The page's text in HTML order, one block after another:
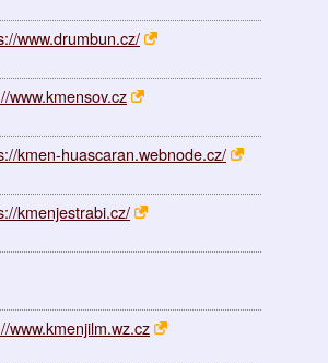
www.drumbun.cz/
www.kmensov.cz
kmen-huascaran.webnode.cz/
kmenjestrabi.cz/
www.kmenjilm.wz.cz